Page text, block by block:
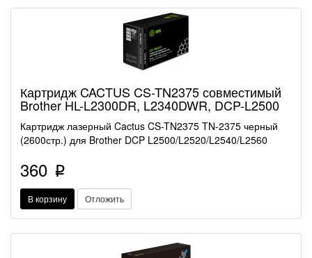
Картридж CACTUS CS-TN2375 совместимый
Brother HL-L2300DR, L2340DWR, DCP-L2500
Картридж лазерный Cactus CS-TN2375 TN-2375 черный
(2600стр.) для Brother DCP L2500/L2520/L2540/L2560
360 p
В корзину Отложить